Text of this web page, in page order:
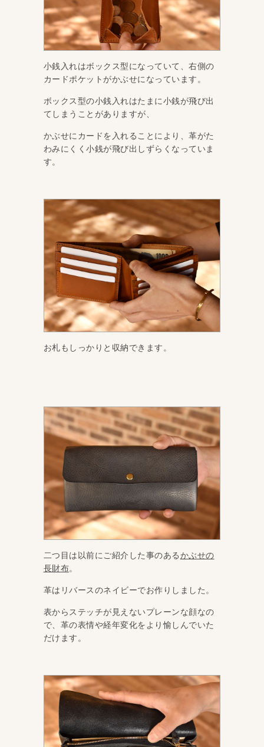
小銭入れはボックス型になっていて、右側の
カードポケットがかぶせになっています。
ボックス型の小銭入れはたまに小銭が飛び出
てしまうことがありますが、
かぶせにカードを入れることにより、革がた
わみにくく小銭が飛び出しずらくなっていま
す。
お札もしっかりと収納できます。
二つ目は以前にご紹介した事のあるかぶせの
長財布。
革はリバースのネイビーでお作りしました。
表からステッチが見えないプレーンな顔なの
で、革の表情や経年変化をより愉しんでいた
だけます。